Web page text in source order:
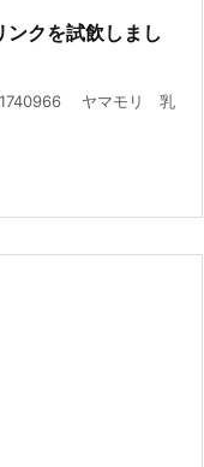
クを試飲しまし
ヤマモリ 乳